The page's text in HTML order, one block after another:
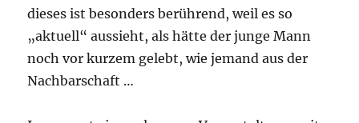
dieses ist besonders berührend, weil es so
„aktuell“ aussieht, als hätte der junge Mann
noch vor kurzem gelebt, wie jemand aus der
Nachbarschaft …